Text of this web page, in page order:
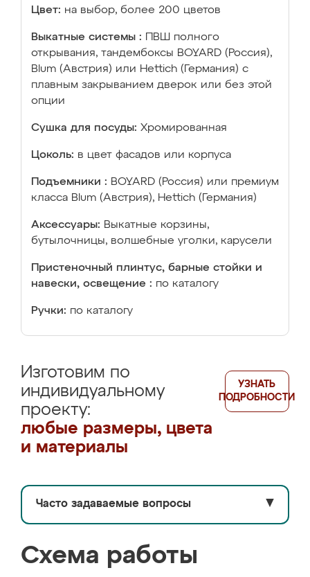
Цвет: на выбор, более 200 цветов
Выкатные системы :
ПВШ полного
открывания, тандембоксы BOYARD (Россия),
Blum (Австрия) или Hettich (Германия) с
плавным закрыванием дверок или без этой
опции
Сушка для посуды: Хромированная
Цоколь: в цвет фасадов или корпуса
Подъемники : BOYARD (Россия) или премиум
класса Blum (Австрия), Hettich (Германия)
Аксессуары: Выкатные корзины,
бутылочницы, волшебные уголки, карусели
Пристеночный плинтус, барные стойки и
навески, освещение : по каталогу
Ручки: по каталогу
Изготовим по
индивидуальному
проекту:
любые размеры, цвета
и материалы
УЗНАТЬ
ПОДРОБНОСТИ
Часто задаваемые вопросы ▼
Схема работы